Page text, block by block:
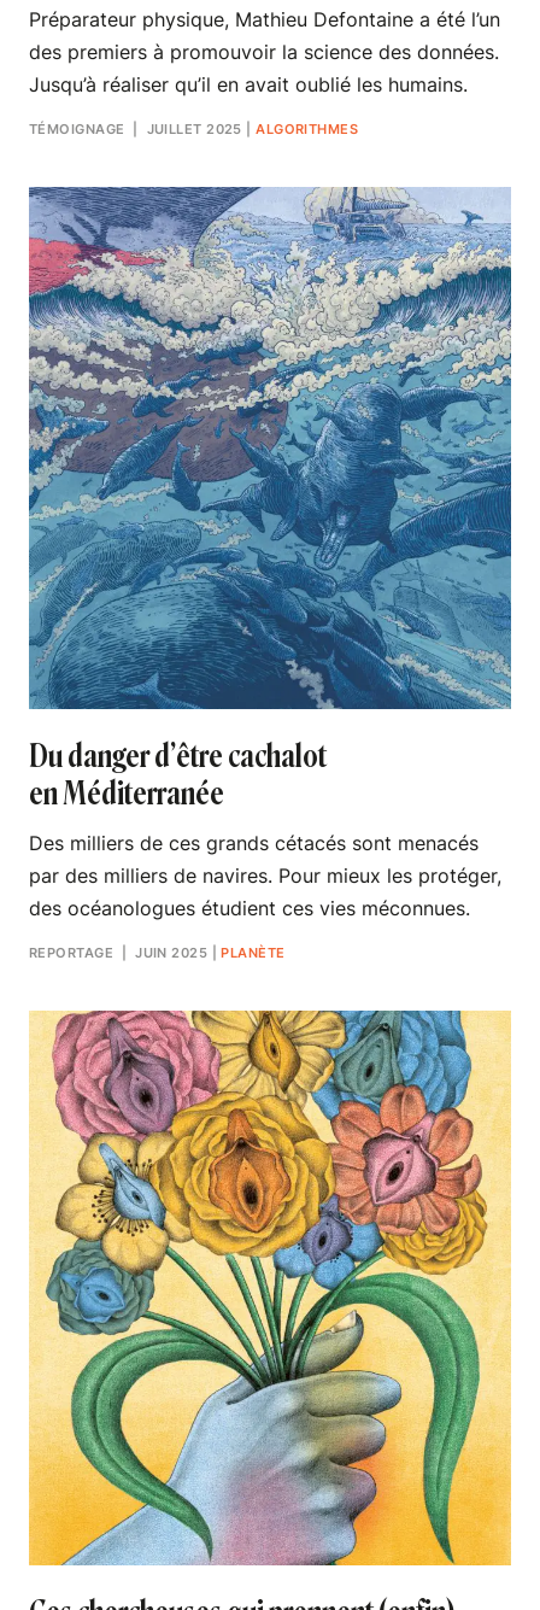
Préparateur physique, Mathieu Defontaine a été l’un
des premiers à promouvoir la science des données.
Jusqu’à réaliser qu’il en avait oublié les humains.
TÉMOIGNAGE | JUILLET 2025 |ALGORITHMES
Du danger d’être cachalot
en Méditerranée
Des milliers de ces grands cétacés sont menacés
par des milliers de navires. Pour mieux les protéger,
des océanologues étudient ces vies méconnues.
REPORTAGE | JUIN 2025 |PLANÈTE